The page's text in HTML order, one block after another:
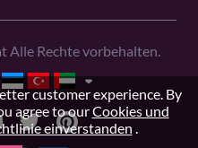
Alle Rechte vorbehalten.
customer experience. By
agree to ourCookies und
einverstanden .